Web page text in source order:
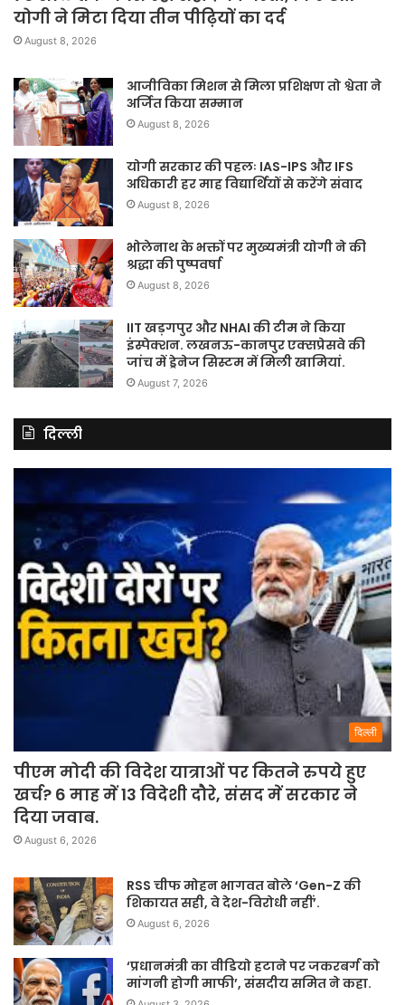
योगी ने मिटा दिया तीन पीढ़ियों का दर्द
August 8, 2026
आजीविका मिशन से मिला प्रशिक्षण तो श्वेता ने
अर्जित किया सम्मान
August 8, 2026
योगी सरकार की पहलः IAS-IPS और IFS
अधिकारी हर माह विद्यार्थियों से करेंगे संवाद
August 8, 2026
भोलेनाथ के भक्तों पर मुख्यमंत्री योगी ने की
श्रद्धा की पुष्पवर्षा
August 8, 2026
IIT खड़गपुर और NHAI की टीम ने किया
इंस्पेक्शन. लखनऊ-कानपुर एक्सप्रेसवे की
जांच में ड्रेनेज सिस्टम में मिली खामियां.
August 7, 2026
दिल्ली
दिल्ली
पीएम मोदी की विदेश यात्राओं पर कितने रुपये हुए
खर्च? 6 माह में 13 विदेशी दौरे, संसद में सरकार ने
दिया जवाब.
August 6, 2026
RSS चीफ मोहन भागवत बोले ‘Gen-Z की
शिकायत सही, वे देश-विरोधी नहीं’.
August 6, 2026
‘प्रधानमंत्री का वीडियो हटाने पर जकरबर्ग को
मांगनी होगी माफी’, संसदीय समित ने कहा.